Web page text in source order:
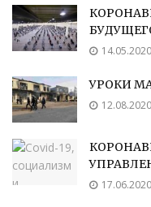
14.05.2020
УРОКИ
12.08.2020
17.06.2020